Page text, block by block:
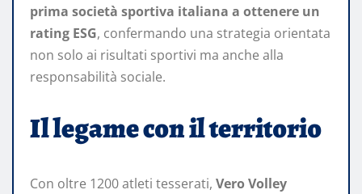
prima società sportiva italiana a ottenere un
rating ESG, confermando una strategia orientata
non solo ai risultati sportivi ma anche alla
responsabilità sociale.
Il legame con il territorio
Con oltre 1200 atleti tesserati, Vero Volley